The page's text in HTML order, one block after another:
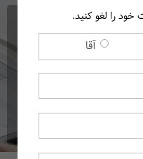
تشریح
بخش
10
را لغو کنید.
آقا